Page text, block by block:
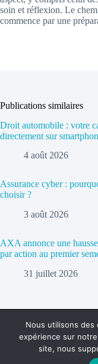
soin et réflexion. Le
commence par une
Publications similaires
Droit automobile : votre
directement sur
4 août 2026
Assurance cyber :
choisir ?
3 août 2026
AXA annonce une
par action au premier
31 juillet 2026
Politique de
Nous utilisons des
expérience sur
site, nous